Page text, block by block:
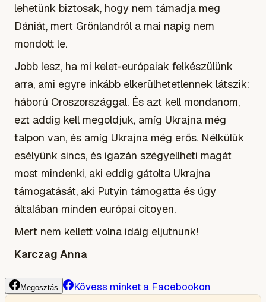
lehetünk biztosak, hogy nem támadja meg
Dániát, mert Grönlandról a mai napig nem
mondott le.
Jobb lesz, ha mi kelet-európaiak felkészülünk
arra, ami egyre inkább elkerülhetetlennek látszik:
háború Oroszországgal. És azt kell mondanom,
ezt addig kell megoldjuk, amíg Ukrajna még
talpon van, és amíg Ukrajna még erős. Nélkülük
esélyünk sincs, és igazán szégyellheti magát
most mindenki, aki eddig gátolta Ukrajna
támogatását, aki Putyin támogatta és úgy
általában minden európai citoyen.
Mert nem kellett volna idáig eljutnunk!
Karczag Anna
Megosztás Kövess minket a Facebookon